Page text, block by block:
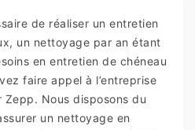
de réaliser un entretien
un nettoyage par an étant
en entretien de chéneau
faire appel à l’entreprise
Nous disposons du
un nettoyage en